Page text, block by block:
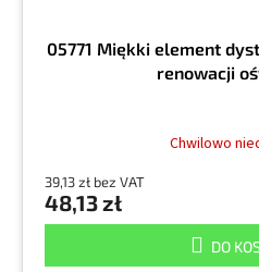
05771 Miękki element
renowacji
Chwilowo
39,13 zł bez VAT
48,13 zł
DO